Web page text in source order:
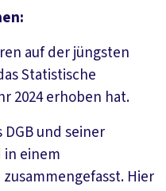
auf der jüngsten
Statistische
2024 erhoben hat.
und seiner
einem
zusammengefasst. Hier